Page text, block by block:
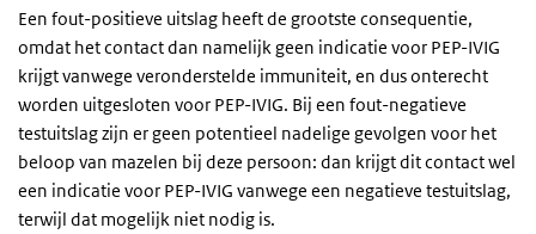
Een fout-positieve uitslag heeft de grootste consequentie,
omdat het contact dan namelijk geen indicatie voor PEP-IVIG
krijgt vanwege veronderstelde immuniteit, en dus onterecht
worden uitgesloten voor PEP-IVIG. Bij een fout-negatieve
testuitslag zijn er geen potentieel nadelige gevolgen voor het
beloop van mazelen bij deze persoon: dan krijgt dit contact wel
een indicatie voor PEP-IVIG vanwege een negatieve testuitslag,
terwijl dat mogelijk niet nodig is.